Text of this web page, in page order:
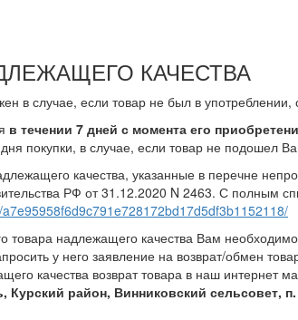
КАЧЕСТВА
в случае, если товар не был в
в течении 7 дней с момента его
покупки, в случае, если товар не подошел
качества, указанные в перечне
РФ от 31.12.2020 N 2463. С полным
товара надлежащего качества Вам
у него заявление на возврат/обмен
качества возврат товара в наш интернет
Курский район, Винниковский